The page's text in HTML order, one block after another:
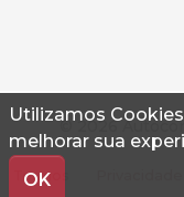
Utilizamos
melhorar sua
OK
© 2026
Termos